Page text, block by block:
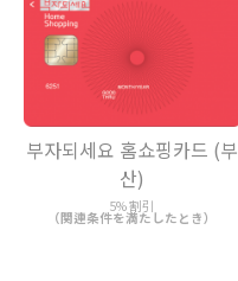
부자되세요 홈쇼핑카드 (부
산)
5% 割引
（関連条件を満たしたとき）